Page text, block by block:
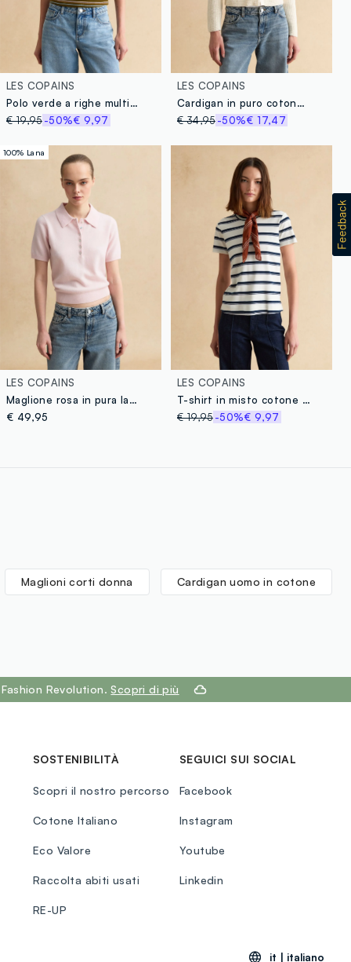
LES COPAINS
Polo verde a righe multicolor a righe in cotone elasticizzato
€ 19,95-50%€ 9,97
LES COPAINS
Cardigan in puro cotone bianco regular fit con design a maglia e bottoni
€ 34,95-50%€ 17,47
100% Lana
LES COPAINS
Maglione rosa in pura lana regular fit con collo polo
€ 49,95
LES COPAINS
T-shirt in misto cotone a righe multicolor regular fit
€ 19,95-50%€ 9,97
Maglioni corti donna Cardigan uomo in cotone
Revolution. Scopri di più
SOSTENIBILITÀ
Scopri il nostro percorso
Cotone Italiano
Eco Valore
Raccolta abiti usati
RE-UP
SEGUICI SUI SOCIAL
Facebook
Instagram
Youtube
Linkedin
it | italiano